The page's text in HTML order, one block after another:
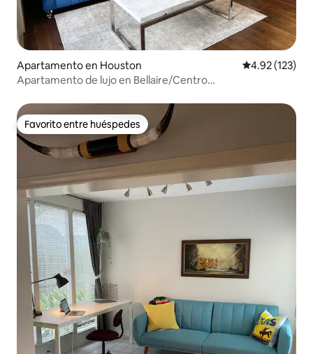
Apartamento en Houston Calificación
4.92 (123)
Apartamento de lujo en Bellaire/Centro
Favorito entre huéspedes
Favorito entre huéspedes